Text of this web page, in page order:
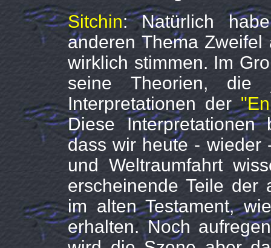
Sitchin: Natürlich
anderen Thema
wirklich stimmen. Im
seine Theorien, die
Interpretationen der
Diese Interpretationen
dass wir heute - wieder
und Weltraumfahrt
erscheinende Teile der
im alten Testament,
erhalten. Noch